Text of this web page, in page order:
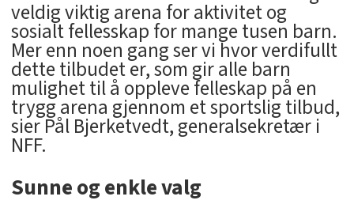
veldig viktig arena for aktivitet og
sosialt fellesskap for mange tusen barn.
Mer enn noen gang ser vi hvor verdifullt
dette tilbudet er, som gir alle barn
mulighet til å oppleve felleskap på en
trygg arena gjennom et sportslig tilbud,
sier Pål Bjerketvedt, generalsekretær i
NFF.
Sunne og enkle valg